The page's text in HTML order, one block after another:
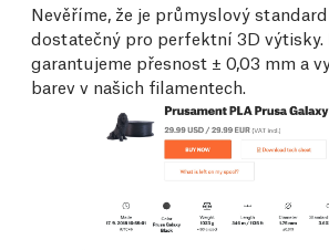
Nevěříme, že je průmyslový
dostatečný pro perfektní 3D výtisky.
garantujeme přesnost ± 0,03 mm a
barev v našich filamentech.